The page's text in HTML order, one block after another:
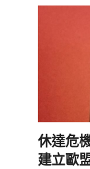
休達危
建立歐